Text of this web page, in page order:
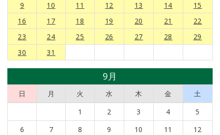
9
10 11 12 13 14
15
16
17 18 19 20 21
22
23
24 25 26 27 28
29
30
31
9月
日 月 火 水 木 金
土
1
2 3 4
5
6
7 8 9 10 11
12